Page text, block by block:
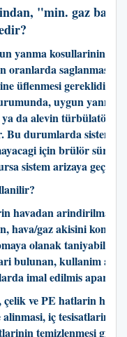
"min. gaz basinç
yanma kosullarinin
oranlarda saglanmasi ve
üflenmesi gereklidir.
uygun yanma
da alevin türbülatöre
Bu durumlarda sistem,
için brülör
sistem arizaya
havadan arindirilmasi
hava/gaz akisini kontrol
olanak
bulunan, kullanim
imal edilmis
ve PE hatlarin
iç tesisatlarin %
temizlenmesi gibi